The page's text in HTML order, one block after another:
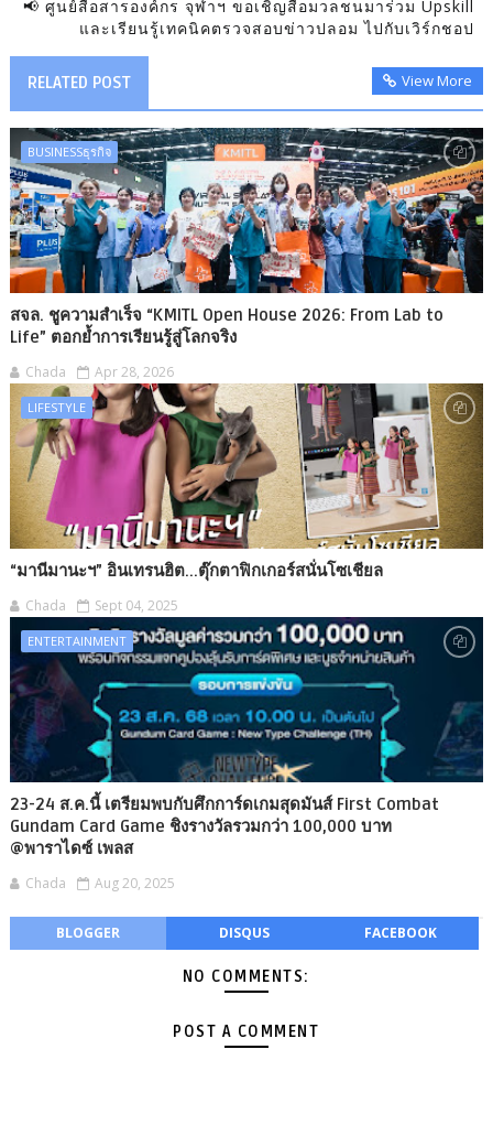
📢 ศูนย์สื่อสารองค์กร จุฬาฯ ขอเชิญสื่อมวลชนมาร่วม Upskill
และเรียนรู้เทคนิคตรวจสอบข่าวปลอม​ ไปกับเวิร์กชอป
RELATED POST View More
BUSINESSธุรกิจ
สจล. ชูความสำเร็จ “KMITL Open House 2026: From Lab to
Life” ตอกย้ำการเรียนรู้สู่โลกจริง
Chada Apr 28, 2026
LIFESTYLE
“มานีมานะฯ” อินเทรนฮิต...ตุ๊กตาฟิกเกอร์สนั่นโซเชียล
Chada Sept 04, 2025
ENTERTAINMENT
23-24 ส.ค.นี้ เตรียมพบกับศึกการ์ดเกมสุดมันส์ First Combat
Gundam Card Game ชิงรางวัลรวมกว่า 100,000 บาท
@พาราไดซ์ เพลส
Chada Aug 20, 2025
BLOGGER DISQUS FACEBOOK
NO COMMENTS:
POST A COMMENT